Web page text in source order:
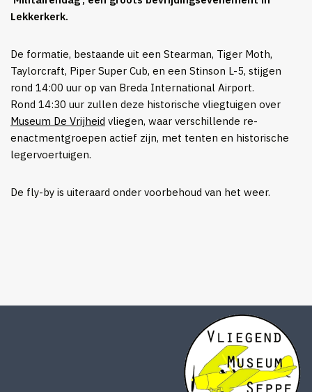
Lekkerkerk.
De formatie, bestaande uit een Stearman, Tiger Moth,
Taylorcraft, Piper Super Cub, en een Stinson L-5, stijgen
rond 14:00 uur op van Breda International Airport.
Rond 14:30 uur zullen deze historische vliegtuigen over
Museum De Vrijheid vliegen, waar verschillende re-
enactmentgroepen actief zijn, met tenten en historische
legervoertuigen.
De fly-by is uiteraard onder voorbehoud van het weer.